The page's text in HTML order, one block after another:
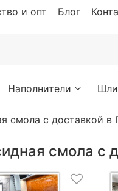
и опт Блог
Наполнители
смола с доставкой в
смола с